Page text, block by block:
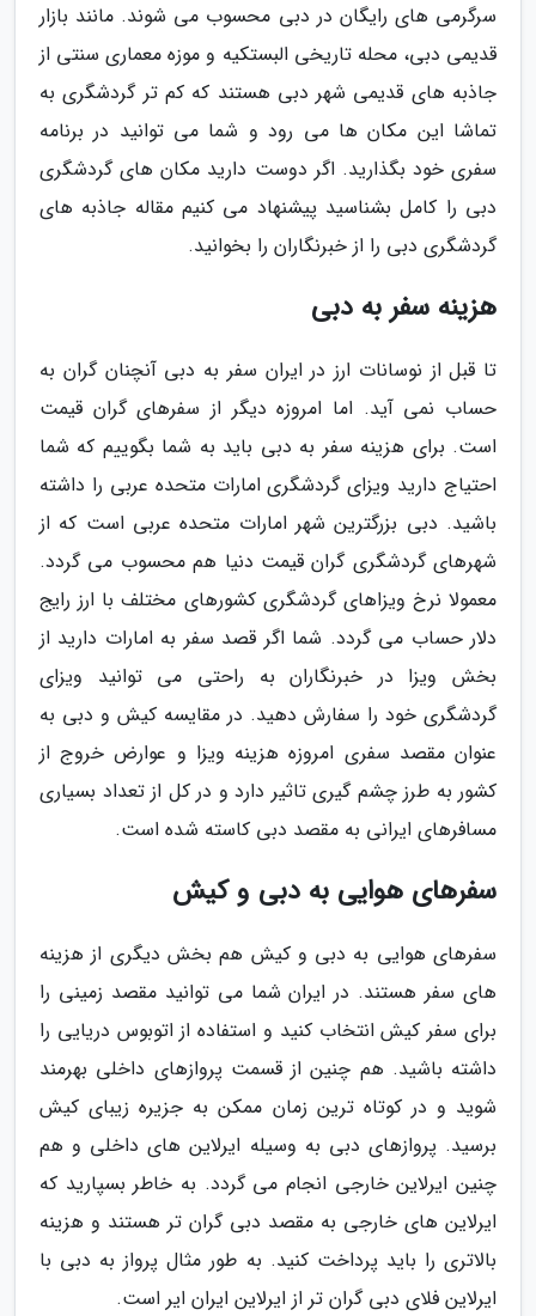
سرگرمی های رایگان در دبی محسوب می شوند. مانند بازار
قدیمی دبی، محله تاریخی البستکیه و موزه معماری سنتی از
جاذبه های قدیمی شهر دبی هستند که کم تر گردشگری به
تماشا این مکان ها می رود و شما می توانید در برنامه
سفری خود بگذارید. اگر دوست دارید مکان های گردشگری
دبی را کامل بشناسید پیشنهاد می کنیم مقاله جاذبه های
گردشگری دبی را از خبرنگاران را بخوانید.
هزینه سفر به دبی
تا قبل از نوسانات ارز در ایران سفر به دبی آنچنان گران به
حساب نمی آید. اما امروزه دیگر از سفرهای گران قیمت
است. برای هزینه سفر به دبی باید به شما بگوییم که شما
احتیاج دارید ویزای گردشگری امارات متحده عربی را داشته
باشید. دبی بزرگترین شهر امارات متحده عربی است که از
شهرهای گردشگری گران قیمت دنیا هم محسوب می گردد.
معمولا نرخ ویزاهای گردشگری کشورهای مختلف با ارز رایج
دلار حساب می گردد. شما اگر قصد سفر به امارات دارید از
بخش ویزا در خبرنگاران به راحتی می توانید ویزای
گردشگری خود را سفارش دهید. در مقایسه کیش و دبی به
عنوان مقصد سفری امروزه هزینه ویزا و عوارض خروج از
کشور به طرز چشم گیری تاثیر دارد و در کل از تعداد بسیاری
مسافرهای ایرانی به مقصد دبی کاسته شده است.
سفرهای هوایی به دبی و کیش
سفرهای هوایی به دبی و کیش هم بخش دیگری از هزینه
های سفر هستند. در ایران شما می توانید مقصد زمینی را
برای سفر کیش انتخاب کنید و استفاده از اتوبوس دریایی را
داشته باشید. هم چنین از قسمت پروازهای داخلی بهرمند
شوید و در کوتاه ترین زمان ممکن به جزیره زیبای کیش
برسید. پروازهای دبی به وسیله ایرلاین های داخلی و هم
چنین ایرلاین خارجی انجام می گردد. به خاطر بسپارید که
ایرلاین های خارجی به مقصد دبی گران تر هستند و هزینه
بالاتری را باید پرداخت کنید. به طور مثال پرواز به دبی با
ایرلاین فلای دبی گران تر از ایرلاین ایران ایر است.